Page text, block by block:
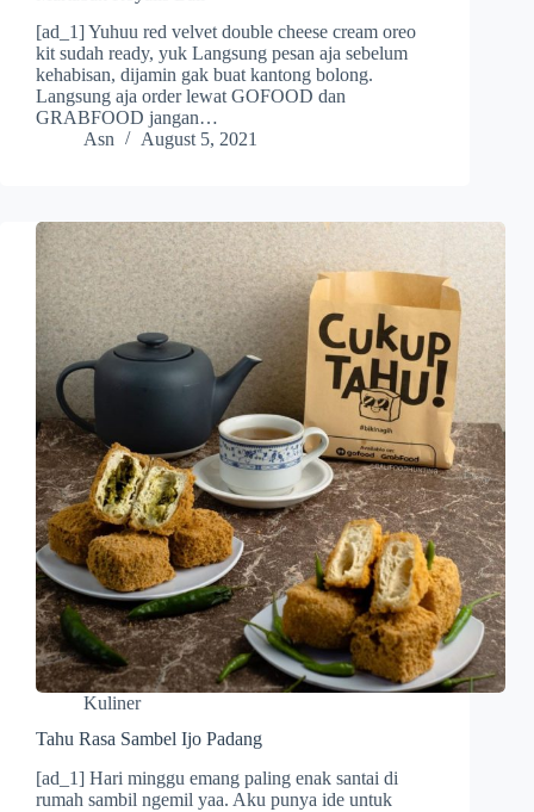
[ad_1] Yuhuu red velvet double cheese cream oreo
kit sudah ready, yuk Langsung pesan aja sebelum
kehabisan, dijamin gak buat kantong bolong.
Langsung aja order lewat GOFOOD dan
GRABFOOD jangan…
Asn
August 5, 2021
Kuliner
Tahu Rasa Sambel Ijo Padang
[ad_1] Hari minggu emang paling enak santai di
rumah sambil ngemil yaa. Aku punya ide untuk